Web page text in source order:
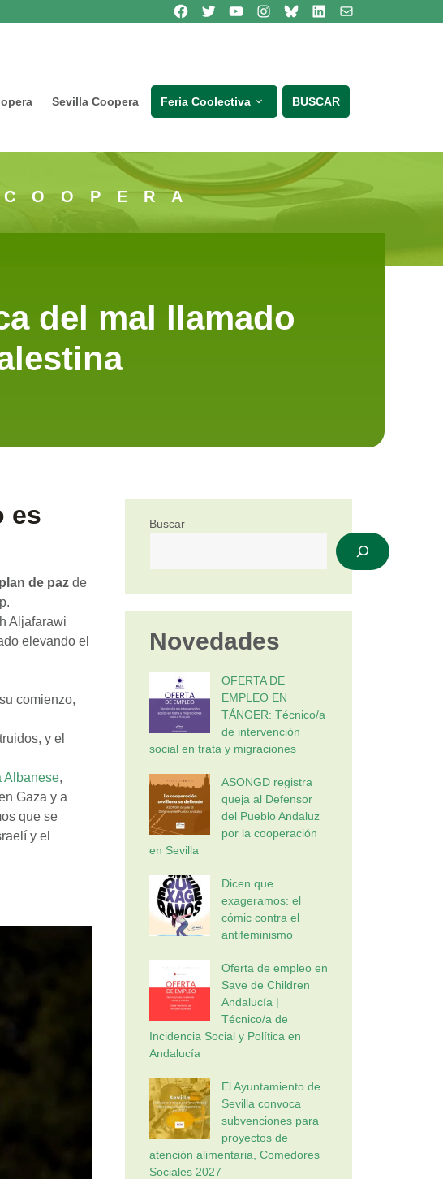
Síguenos en Facebook
Síguenos en TwitterSíguenos en Youtube
Síguenos en Instagram
Bluesky
Síguenos en Linkedincontacto
Sevilla Coopera Feria Coolectiva BUSCAR
del mal llamado
es
de paz de
Aljafarawi
elevando el
comienzo,
y el
Albanese,
Gaza y a
que se
y el
Buscar
Novedades
OFERTA DE
EMPLEO EN
TÁNGER: Técnico/a
de intervención
social en trata y migraciones
ASONGD registra
queja al Defensor
del Pueblo Andaluz
por la cooperación
en Sevilla
Dicen que
exageramos: el
cómic contra el
antifeminismo
Oferta de empleo en
Save de Children
Andalucía |
Técnico/a de
Incidencia Social y Política en
Andalucía
El Ayuntamiento de
Sevilla convoca
subvenciones para
proyectos de
atención alimentaria, Comedores
Sociales 2027